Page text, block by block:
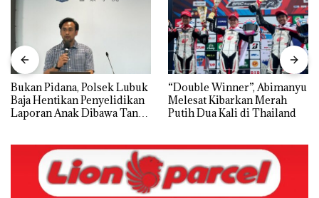
Bukan Pidana, Polsek Lubuk
Baja Hentikan Penyelidikan
Laporan Anak Dibawa Tanpa
“Double Winner”, Abimanyu
Melesat Kibarkan Merah
Putih Dua Kali di Thailand